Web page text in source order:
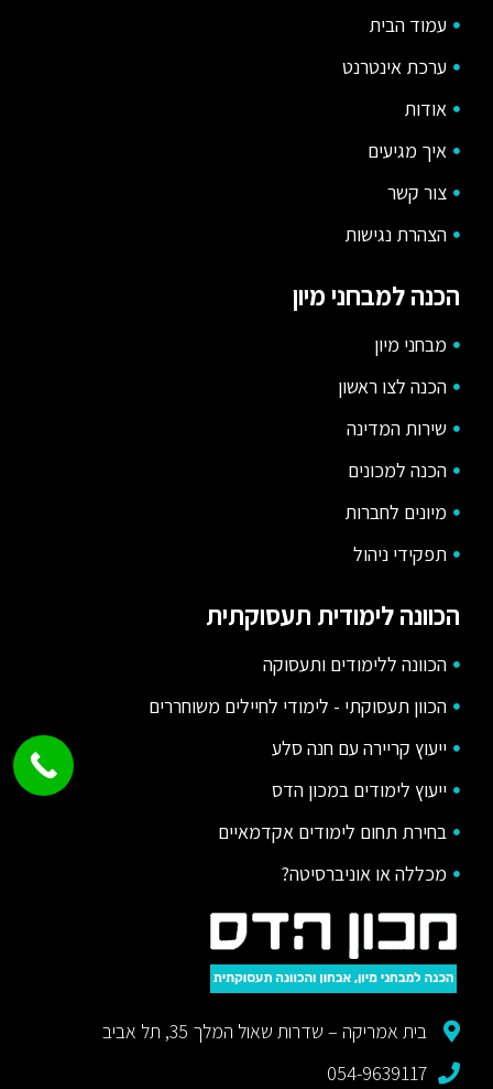
עמוד הבית
ערכת אינטרנט
אודות
איך מגיעים
צור קשר
הצהרת נגישות
הכנה למבחני מיון
מבחני מיון
הכנה לצו ראשון
שירות המדינה
הכנה למכונים
מיונים לחברות
תפקידי ניהול
הכוונה לימודית תעסוקתית
הכוונה ללימודים ותעסוקה
הכוון תעסוקתי - לימודי לחיילים משוחררים
ייעוץ קריירה עם חנה סלע
ייעוץ לימודים במכון הדס
בחירת תחום לימודים אקדמאיים
מכללה או אוניברסיטה?
בית אמריקה – שדרות שאול המלך 35, תל אביב
054-9639117